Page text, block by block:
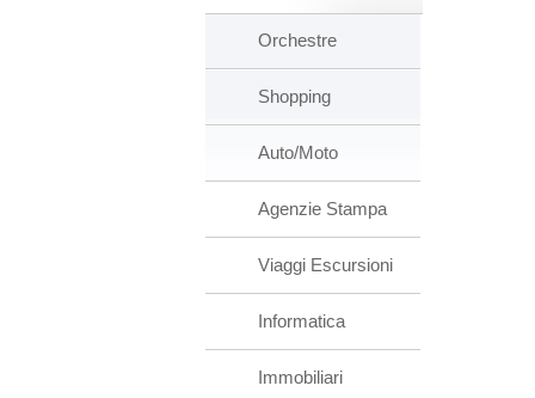
Orchestre
Shopping
Auto/Moto
Agenzie Stampa
Viaggi Escursioni
Informatica
Immobiliari